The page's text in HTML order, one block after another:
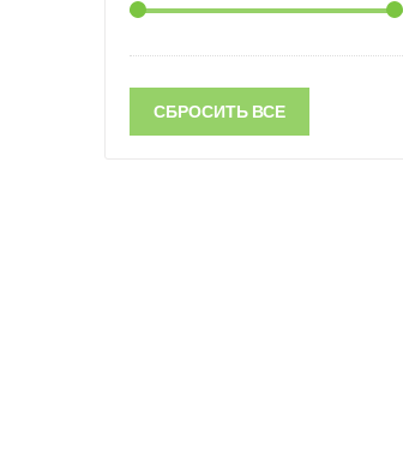
СБРОСИТЬ ВСЕ